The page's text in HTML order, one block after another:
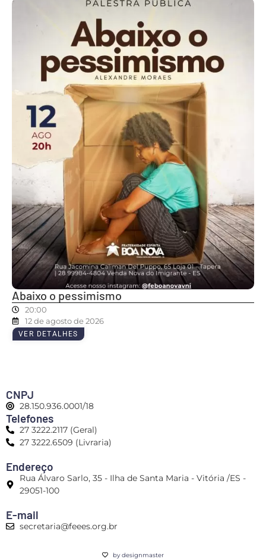
Abaixo o pessimismo
20:00
12 de agosto de 2026
VER DETALHES
CNPJ
28.150.936.0001/18
Telefones
27 3222.2117 (Geral)
27 3222.6509 (Livraria)
Endereço
Rua Álvaro Sarlo, 35 - Ilha de Santa Maria - Vitória /ES -
29051-100
E-mail
secretaria@feees.org.br
by designmaster